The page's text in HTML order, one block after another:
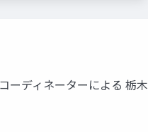
ーディネーターによる